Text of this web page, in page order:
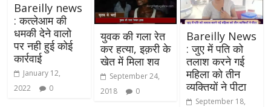
Bareilly news
: कत्लेआम की
धमकी देने वालो
पर नही हुई कोई
कार्रवाई
January 12,
2022
0
युवक की गला रेत
कर हत्या, इक़री के
खेत में मिला शव
September 24,
2018
0
Bareilly News
: जुए में पति को
तलाश करने गई
महिला को तीन
व्यक्तियों ने पीटा
September 18,